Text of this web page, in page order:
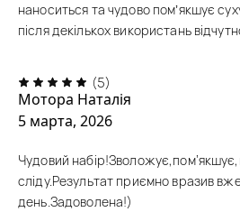
наноситься та чудово помʼякшує
після декількох використань
(5)
Мотора Наталія
5 марта, 2026
Чудовий
сліду.Результат приємно вразив
день.Задоволена!)